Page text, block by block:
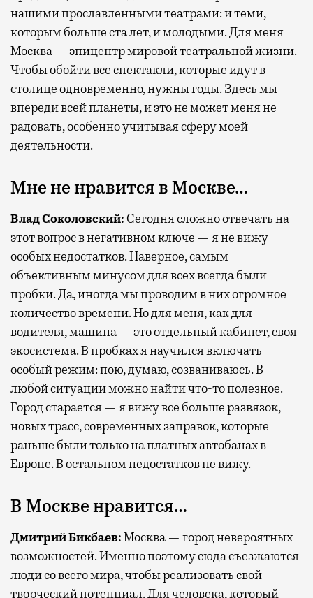
нашими прославленными театрами: и теми,
которым больше ста лет, и молодыми. Для меня
Москва — эпицентр мировой театральной жизни.
Чтобы обойти все спектакли, которые идут в
столице одновременно, нужны годы. Здесь мы
впереди всей планеты, и это не может меня не
радовать, особенно учитывая сферу моей
деятельности.
Мне не нравится в Москве…
Влад Соколовский: Сегодня сложно отвечать на
этот вопрос в негативном ключе — я не вижу
особых недостатков. Наверное, самым
объективным минусом для всех всегда были
пробки. Да, иногда мы проводим в них огромное
количество времени. Но для меня, как для
водителя, машина — это отдельный кабинет, своя
экосистема. В пробках я научился включать
особый режим: пою, думаю, созваниваюсь. В
любой ситуации можно найти что-то полезное.
Город старается — я вижу все больше развязок,
новых трасс, современных заправок, которые
раньше были только на платных автобанах в
Европе. В остальном недостатков не вижу.
В Москве нравится…
Дмитрий Бикбаев:Москва — город невероятных
возможностей. Именно поэтому сюда съезжаются
люди со всего мира, чтобы реализовать свой
творческий потенциал. Для человека, который